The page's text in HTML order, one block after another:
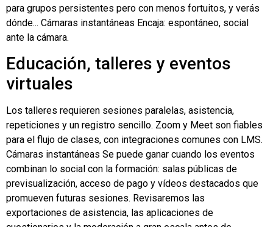
para grupos persistentes pero con menos fortuitos, y verás
dónde... Cámaras instantáneas Encaja: espontáneo, social
ante la cámara.
Educación, talleres y eventos
virtuales
Los talleres requieren sesiones paralelas, asistencia,
repeticiones y un registro sencillo. Zoom y Meet son fiables
para el flujo de clases, con integraciones comunes con LMS.
Cámaras instantáneas Se puede ganar cuando los eventos
combinan lo social con la formación: salas públicas de
previsualización, acceso de pago y vídeos destacados que
promueven futuras sesiones. Revisaremos las
exportaciones de asistencia, las aplicaciones de